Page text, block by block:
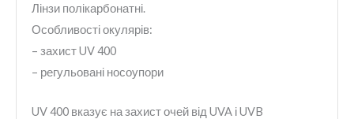
Лінзи полікарбонатні.
Особливості окулярів:
– захист UV 400
– регульовані носоупори
UV 400 вказує на захист очей від UVA і UVB